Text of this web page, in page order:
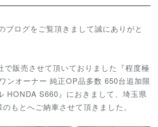
ブログをご覧頂きまして誠にありがと
で販売させて頂いておりました『程度極
ンオーナー 純正OP品多数 650台追加限
HONDA S660』におきまして、埼玉県
もとへご納車させて頂きました。